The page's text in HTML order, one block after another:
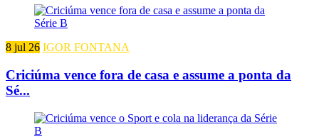
8 jul 26 IGOR FONTANA
Criciúma vence fora de casa e assume a ponta da
Sé...